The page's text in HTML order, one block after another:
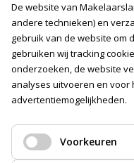
Vacatures
Volg ons
De website van
andere technieken) en
gebruik van de website om
gebruiken wij tracking
onderzoeken, de website
analyses uitvoeren en voor
advertentiemogelijkheden.
Voorkeuren